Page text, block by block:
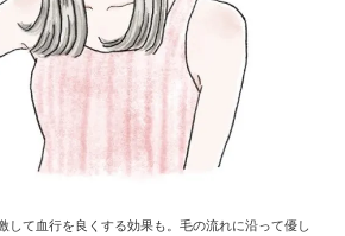
して血行を良くする効果も。毛の流れに沿って優し